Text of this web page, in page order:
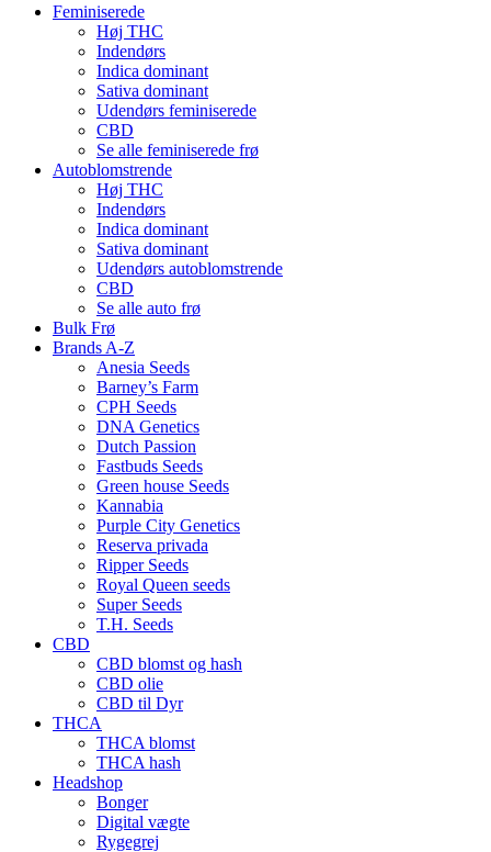
Feminiserede
Høj THC
Indendørs
Indica dominant
Sativa dominant
Udendørs feminiserede
CBD
Se alle feminiserede frø
Autoblomstrende
Høj THC
Indendørs
Indica dominant
Sativa dominant
Udendørs autoblomstrende
CBD
Se alle auto frø
Bulk Frø
Brands A-Z
Anesia Seeds
Barney’s Farm
CPH Seeds
DNA Genetics
Dutch Passion
Fastbuds Seeds
Green house Seeds
Kannabia
Purple City Genetics
Reserva privada
Ripper Seeds
Royal Queen seeds
Super Seeds
T.H. Seeds
CBD
CBD blomst og hash
CBD olie
CBD til Dyr
THCA
THCA blomst
THCA hash
Headshop
Bonger
Digital vægte
Rygegrej